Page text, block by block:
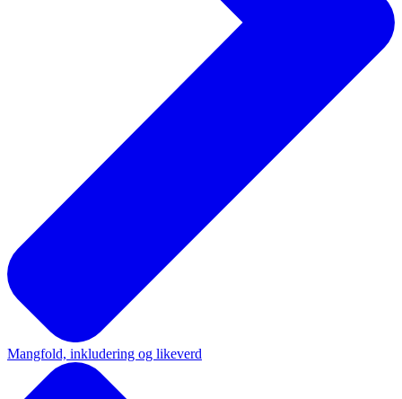
Mangfold, inkludering og likeverd